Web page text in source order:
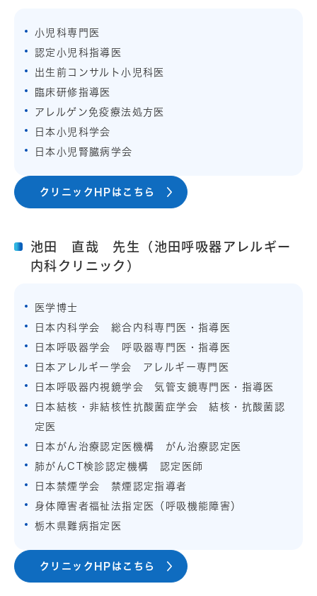
小児科専門医
認定小児科指導医
出生前コンサルト小児科医
臨床研修指導医
アレルゲン免疫療法処方医
日本小児科学会
日本小児腎臓病学会
クリニックHPはこちら
池田 直哉 先生（池田呼吸器アレルギー
内科クリニック）
医学博士
日本内科学会 総合内科専門医・指導医
日本呼吸器学会 呼吸器専門医・指導医
日本アレルギー学会 アレルギー専門医
日本呼吸器内視鏡学会 気管支鏡専門医・指導医
日本結核・非結核性抗酸菌症学会 結核・抗酸菌認
定医
日本がん治療認定医機構 がん治療認定医
肺がんCT検診認定機構 認定医師
日本禁煙学会 禁煙認定指導者
身体障害者福祉法指定医（呼吸機能障害）
栃木県難病指定医
クリニックHPはこちら